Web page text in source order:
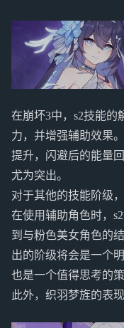
在崩坏3中，s2技能的
力，并增强辅助效果
提升，闪避后的能量
尤为突出。
对于其他的技能阶级
在使用辅助角色时，
到与粉色美女角色的
出的阶级将会是一个
也是一个值得思考的策
此外，织羽梦旌的表